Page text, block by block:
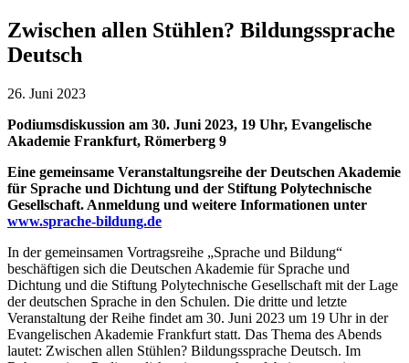
Zwischen allen Stühlen? Bildungssprache
Deutsch
26. Juni 2023
Podiumsdiskussion am 30. Juni 2023, 19 Uhr, Evangelische
Akademie Frankfurt, Römerberg 9
Eine gemeinsame Veranstaltungsreihe der Deutschen Akademie
für Sprache und Dichtung und der Stiftung Polytechnische
Gesellschaft. Anmeldung und weitere Informationen unter
www.sprache-bildung.de
In der gemeinsamen Vortragsreihe „Sprache und Bildung“
beschäftigen sich die Deutschen Akademie für Sprache und
Dichtung und die Stiftung Polytechnische Gesellschaft mit der Lage
der deutschen Sprache in den Schulen. Die dritte und letzte
Veranstaltung der Reihe findet am 30. Juni 2023 um 19 Uhr in der
Evangelischen Akademie Frankfurt statt. Das Thema des Abends
lautet: Zwischen allen Stühlen? Bildungssprache Deutsch. Im